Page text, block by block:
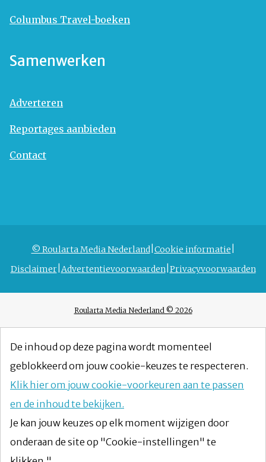
Columbus Travel-boeken
Samenwerken
Adverteren
Reportages aanbieden
Contact
© Roularta Media Nederland Cookie informatie
Disclaimer Advertentievoorwaarden Privacyvoorwaarden
Roularta Media Nederland © 2026
De inhoud op deze pagina wordt momenteel
geblokkeerd om jouw cookie-keuzes te respecteren.
Klik hier om jouw cookie-voorkeuren aan te passen
en de inhoud te bekijken.
Je kan jouw keuzes op elk moment wijzigen door
onderaan de site op "Cookie-instellingen" te